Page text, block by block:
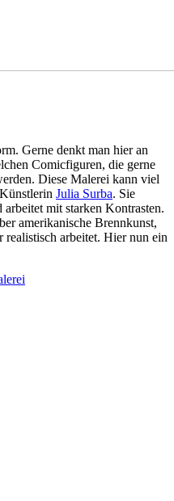
Gerne denkt man hier an
Comicfiguren, die gerne
Diese Malerei kann viel
Julia Surba. Sie
arbeitet mit starken Kontrasten.
amerikanische Brennkunst,
realistisch arbeitet. Hier nun ein